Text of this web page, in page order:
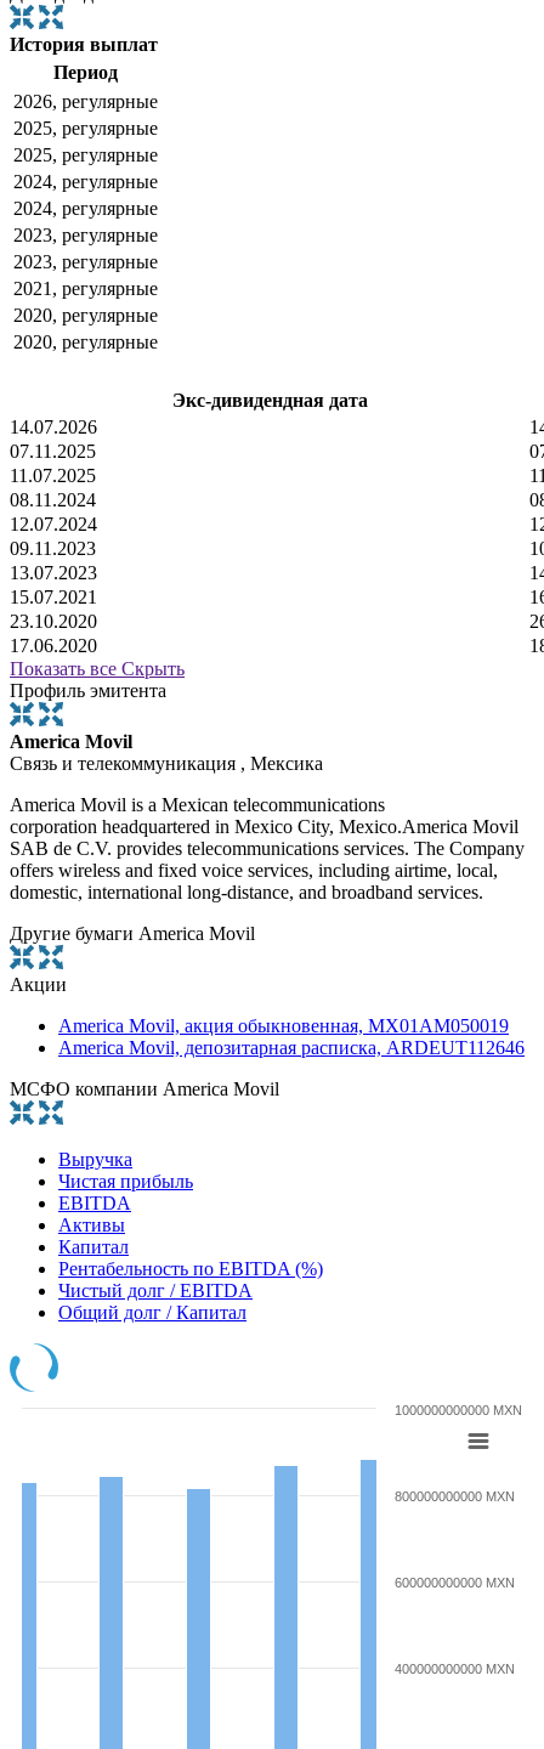
История выплат
Период
2026, регулярные
2025, регулярные
2025, регулярные
2024, регулярные
2024, регулярные
2023, регулярные
2023, регулярные
2021, регулярные
2020, регулярные
2020, регулярные
Экс-дивидендная дата
14.07.2026
07.11.2025
11.07.2025
08.11.2024
12.07.2024
09.11.2023
13.07.2023
15.07.2021
23.10.2020
17.06.2020
Показать все Скрыть
Профиль эмитента
America Movil
Связь и телекоммуникация , Мексика
America Movil is a Mexican telecommunications
corporation headquartered in Mexico City, Mexico.America Movil
SAB de C.V. provides telecommunications services. The Company
offers wireless and fixed voice services, including airtime, local,
domestic, international long-distance, and broadband services.
Другие бумаги America Movil
Акции
America Movil, акция обыкновенная, MX01AM050019
America Movil, депозитарная расписка, ARDEUT112646
МСФО компании America Movil
Выручка
Чистая прибыль
EBITDA
Активы
Капитал
Рентабельность по EBITDA (%)
Чистый долг / EBITDA
Общий долг / Капитал
400000000000 MXN
600000000000 MXN
800000000000 MXN
1000000000000 MXN